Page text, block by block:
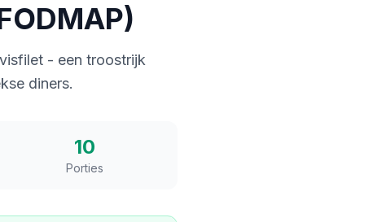
- een troostrijk
diners.
10
Porties